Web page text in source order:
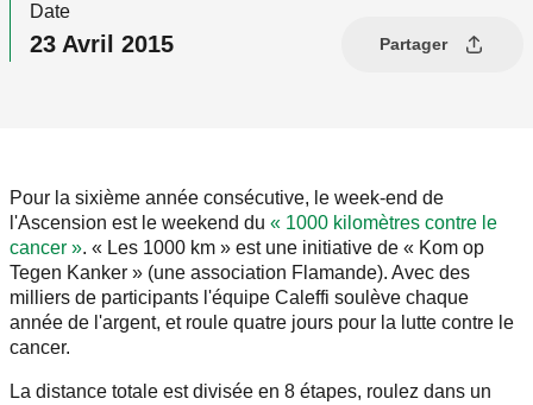
Date
23 Avril 2015 Partager
Pour la sixième année consécutive, le week-end de
l'Ascension est le weekend du « 1000 kilomètres contre le
cancer ». « Les 1000 km » est une initiative de « Kom op
Tegen Kanker » (une association Flamande). Avec des
milliers de participants l'équipe Caleffi soulève chaque
année de l'argent, et roule quatre jours pour la lutte contre le
cancer.
La distance totale est divisée en 8 étapes, roulez dans un